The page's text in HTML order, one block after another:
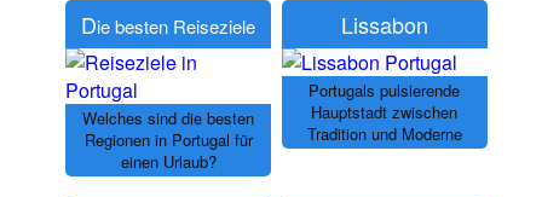
Die besten Reiseziele
Welches sind die besten
Regionen in Portugal für
einen Urlaub?
Lissabon
Portugals pulsierende
Hauptstadt zwischen
Tradition und Moderne